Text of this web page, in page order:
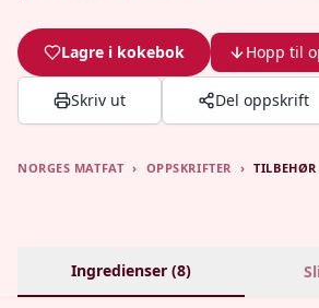
Lagre i kokebok Hopp til
Skriv ut Del oppskrift
NORGES MATFAT › OPPSKRIFTER › TILBEHØR
Ingredienser (8)